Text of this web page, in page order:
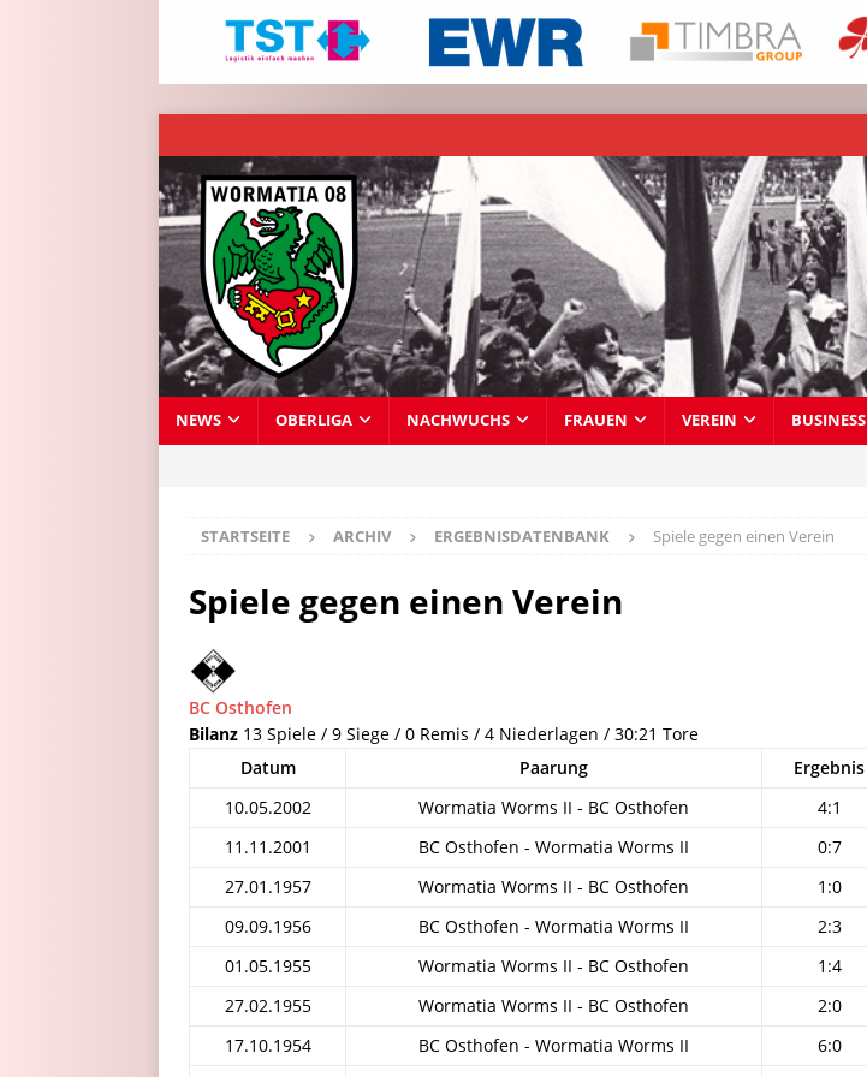
NEWS OBERLIGA NACHWUCHS FRAUEN VEREIN BUSINESS
STARTSEITE ARCHIV ERGEBNISDATENBANK Spiele gegen einen Verein
Spiele gegen einen Verein
BC Osthofen
Bilanz 13 Spiele / 9 Siege / 0 Remis / 4 Niederlagen / 30:21 Tore
Datum
Paarung Ergebnis
10.05.2002
Wormatia Worms II - BC Osthofen 4:1
11.11.2001
BC Osthofen - Wormatia Worms II 0:7
27.01.1957
Wormatia Worms II - BC Osthofen 1:0
09.09.1956
BC Osthofen - Wormatia Worms II 2:3
01.05.1955
Wormatia Worms II - BC Osthofen 1:4
27.02.1955
Wormatia Worms II - BC Osthofen 2:0
17.10.1954
BC Osthofen - Wormatia Worms II 6:0